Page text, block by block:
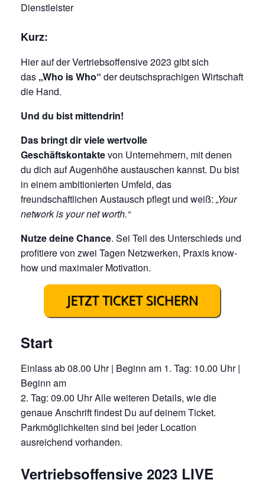
Dienstleister
Kurz:
Hier auf der Vertriebsoffensive 2023 gibt sich
das „Who is Who“ der deutschsprachigen Wirtschaft
die Hand.
Und du bist mittendrin!
Das bringt dir viele wertvolle
Geschäftskontaktevon Unternehmern, mit denen
du dich auf Augenhöhe austauschen kannst. Du bist
in einem ambitionierten Umfeld, das
freundschaftlichen Austausch pflegt und weiß: „Your
network is your net worth.“
Nutze deine Chance. Sei Teil des Unterschieds und
profitiere von zwei Tagen Netzwerken, Praxis know-
how und maximaler Motivation.
Start
Einlass ab 08.00 Uhr | Beginn am 1. Tag: 10.00 Uhr |
Beginn am
2. Tag: 09.00 Uhr Alle weiteren Details, wie die
genaue Anschrift findest Du auf deinem Ticket.
Parkmöglichkeiten sind bei jeder Location
ausreichend vorhanden.
Vertriebsoffensive 2023 LIVE